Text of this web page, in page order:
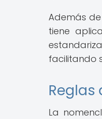
Además
tiene
facilitando
La